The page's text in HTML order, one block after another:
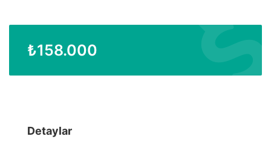
₺158.000
Detaylar